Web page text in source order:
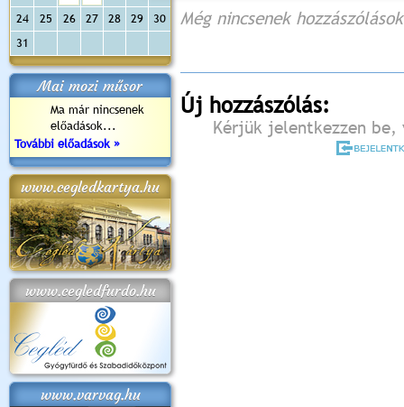
24
25 26 27 28 29
30
31
Mai mozi műsor
Ma már nincsenek
előadások...
További előadások »
www.cegledkartya.hu
www.cegledfurdo.hu
www.varvag.hu
Még nincsenek hozzászólások
Új hozzászólás:
Kérjük jelentkezzen be,